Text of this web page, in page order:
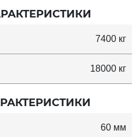
7400 кг
18000 кг
60 мм